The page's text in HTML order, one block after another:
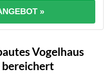
»
Vogelhaus
bereichert